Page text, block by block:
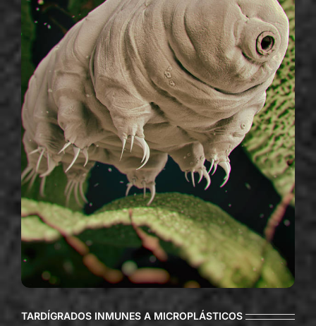
TARDÍGRADOS INMUNES A MICROPLÁSTICOS